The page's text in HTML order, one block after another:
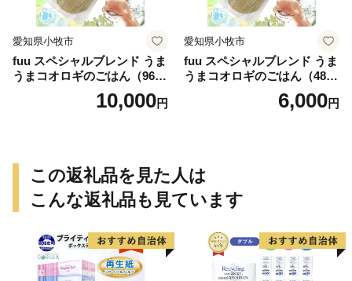
愛知県小牧市
fuu スペシャルブレンド うま
うまコオロギのごはん（960
10,000円
愛知県小牧市
fuu スペシャルブレンド うま
うまコオロギのごはん（480
6,000円
この返礼品を見た人は
こんな返礼品も見ています